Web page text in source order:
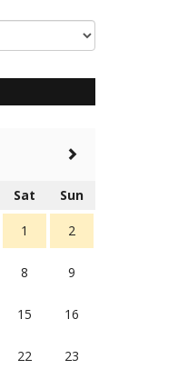
Sat Sun
1 2
8 9
15 16
22 23